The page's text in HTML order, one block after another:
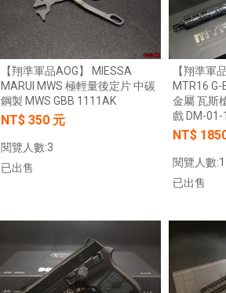
【翔準軍品AOG】 MIESSA
MARUI MWS 極輕量後定片 中碳
鋼製 MWS GBB 1111AK
NT$ 350 元
閱覽人數:3
已出售
【翔準軍
MTR16 G-
金屬 瓦斯
戲 DM-01-
NT$
閱覽人數:1
已出售